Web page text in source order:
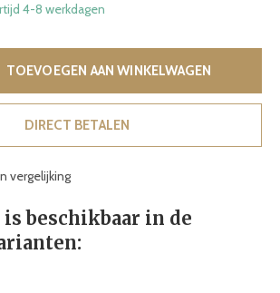
4-8 werkdagen
TOEVOEGEN AAN WINKELWAGEN
DIRECT BETALEN
vergelijking
beschikbaar in de